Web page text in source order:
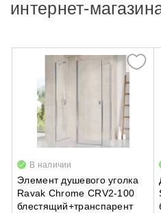
интернет-
В наличии
Элемент душевого уголка
Ravak Chrome CRV2-100
блестящий+транспарент